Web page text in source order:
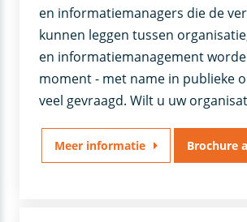
en informatiemanagers die de
kunnen leggen tussen
en informatiemanagement
moment - met name in publieke
veel gevraagd. Wilt u uw
Meer informatie Brochure